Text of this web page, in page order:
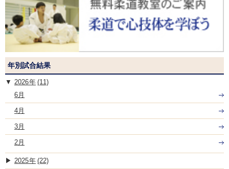
年別試合結果
2026
(11)
6月
4月
3月
2月
2025 (22)